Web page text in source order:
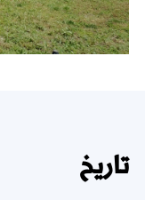
تاريخ